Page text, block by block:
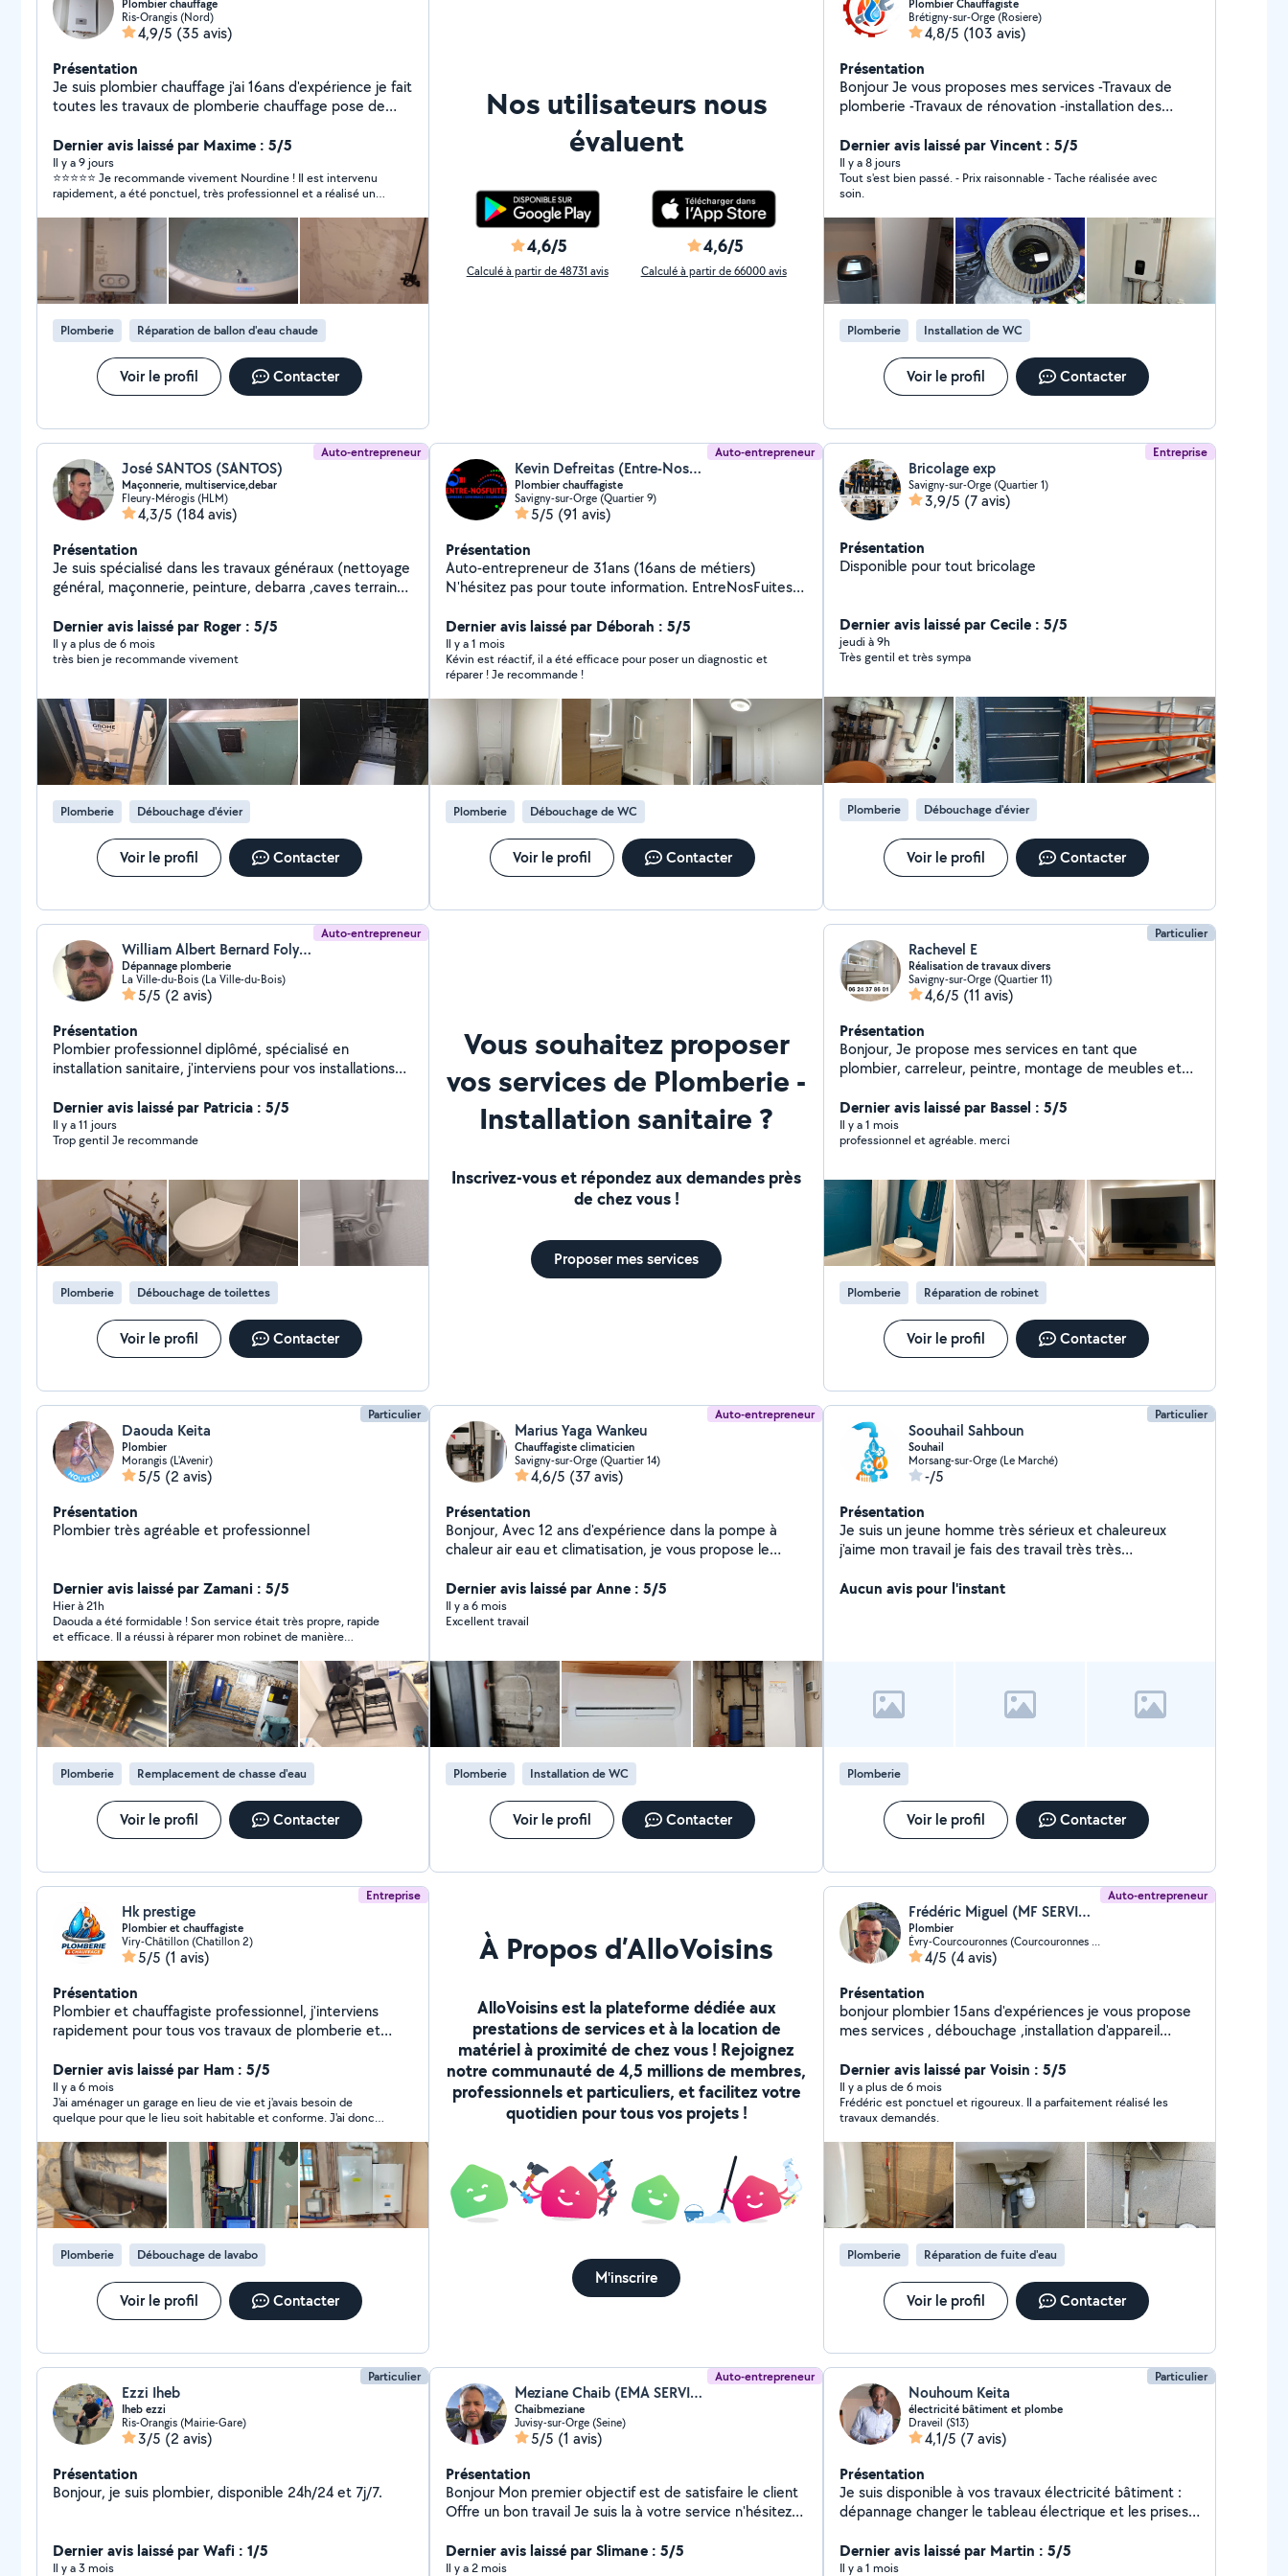
Plombier chauffage
Ris-Orangis (Nord)
4,9/5 (35 avis)
Présentation
Je suis plombier chauffage j'ai 16ans d'expérience je fait
toutes les travaux de plomberie chauffage pose de
chaudière et pose carrelage salle de bain et
dégorgement des réseaux boucher et pose cuisine
équipée
Dernier avis laissé par Maxime : 5/5
Il y a 9 jours
⭐⭐⭐⭐⭐ Je recommande vivement Nourdine ! Il est intervenu
rapidement, a été ponctuel, très professionnel et a réalisé un
immédiatement son expérience et il prend le temps
d'expliquer ce qu'il fait tout en proposant des solutions
adaptées. Les tarifs sont honnêtes et conformes au devis
annoncé. C'est un artisan fiable, efficace et agréable, que je
n'hésiterai pas à recontacter pour de futurs travaux de
plomberie. Merci encore pour votre intervention !
Plomberie
Réparation de ballon d'eau chaude
Voir le profil Contacter
Nos utilisateurs nous
évaluent
4,6/5
Calculé à partir de 48731 avis
4,6/5
Calculé à partir de 66000 avis
Plombier Chauffagiste
Brétigny-sur-Orge (Rosiere)
4,8/5 (103 avis)
Présentation
Bonjour Je vous proposes mes services -Travaux de
plomberie -Travaux de rénovation -installation des
Recherche de fuite -Débouchage des canalisations -
Dépannage urgent Disponible En semaine à partir de
18h Week-end (samedi/dimanche ) Merci de faciliter la
prise de contacts en détaillant votre demande ou
même en envoyant quelques photo cela sera plus
simple et plus rapide.
Dernier avis laissé par Vincent : 5/5
Il y a 8 jours
Tout s'est bien passé. - Prix raisonnable - Tache réalisée avec
soin.
Plomberie Installation de WC
Voir le profil Contacter
Auto-entrepreneur
José SANTOS (SANTOS)
Maçonnerie, multiservice,debar
Fleury-Mérogis (HLM)
4,3/5 (184 avis)
Présentation
Je suis spécialisé dans les travaux généraux (nettoyage
général, maçonnerie, peinture, debarra ,caves terrains
mon compte pendant de nombreuses années.. ( pas
des devis à distance, je me déplace gratuitement pour
éviter des surprises, merci d'avance)
Dernier avis laissé par Roger : 5/5
Il y a plus de 6 mois
très bien je recommande vivement
Plomberie Débouchage d'évier
Voir le profil Contacter
Auto-entrepreneur
Kevin Defreitas (Entre-NosFuites)
Plombier chauffagiste
Savigny-sur-Orge (Quartier 9)
5/5 (91 avis)
Présentation
Auto-entrepreneur de 31ans (16ans de métiers)
N'hésitez pas pour toute information. EntreNosFuites,
sur ballon électrique et dégorgement. Nous
intervenons dans les 2heures dans toute l'ile de france.
Nos prix sont fixes sans surprises ( pièces à remplacer
sur devis )
Dernier avis laissé par Déborah : 5/5
Il y a 1 mois
Kévin est réactif, il a été efficace pour poser un diagnostic et
réparer ! Je recommande !
Plomberie Débouchage de WC
Voir le profil Contacter
Entreprise
Bricolage exp
Savigny-sur-Orge (Quartier 1)
3,9/5 (7 avis)
Présentation
Disponible pour tout bricolage
Dernier avis laissé par Cecile : 5/5
jeudi à 9h
Très gentil et très sympa
Plomberie Débouchage d'évier
Voir le profil Contacter
Auto-entrepreneur
William Albert Bernard Foly (Sia Dépannage)
Dépannage plomberie
La Ville-du-Bois (La Ville-du-Bois)
5/5 (2 avis)
Présentation
Plombier professionnel diplômé, spécialisé en
installation sanitaire, j'interviens pour vos installations
professionnel, prix négociables selon la nature des
travaux, Tarifs préférentiels pours les retraités et les
associations.
Dernier avis laissé par Patricia : 5/5
Il y a 11 jours
Trop gentil Je recommande
Plomberie Débouchage de toilettes
Voir le profil Contacter
Vous souhaitez proposer
vos services de Plomberie -
Installation sanitaire ?
Inscrivez-vous et répondez aux demandes près
de chez vous !
Proposer mes services
Particulier
Rachevel E
Réalisation de travaux divers
Savigny-sur-Orge (Quartier 11)
4,6/5 (11 avis)
Présentation
Bonjour, Je propose mes services en tant que
plombier, carreleur, peintre, montage de meubles et
, je vous conseille et réalise vos travaux de rénovation
d'intérieur avec soin, ponctualité et bonne humeur.
Dans mon profil vous trouverez en photo certaines de
l'idéal ou bien par téléphone.
Dernier avis laissé par Bassel : 5/5
Il y a 1 mois
professionnel et agréable. merci
Plomberie Réparation de robinet
Voir le profil Contacter
Particulier
Daouda Keita
Plombier
Morangis (L'Avenir)
5/5 (2 avis)
Présentation
Plombier très agréable et professionnel
Dernier avis laissé par Zamani : 5/5
Hier à 21h
Daouda a été formidable ! Son service était très propre, rapide
et efficace. Il a réussi à réparer mon robinet de manière
de toilettes que j’avais demandé à la dernière minute, alors que
ce n’était pas le bon modèle. Malgré cela, il a trouvé une
solution et l’a installé parfaitement. Je suis très satisfait de son
travail et je le recommande vivement à toute personne qui
recherche un service professionnel et fiable.
Plomberie Remplacement de chasse d'eau
Voir le profil Contacter
Auto-entrepreneur
Marius Yaga Wankeu
Chauffagiste climaticien
Savigny-sur-Orge (Quartier 14)
4,6/5 (37 avis)
Présentation
Bonjour, Avec 12 ans d'expérience dans la pompe à
chaleur air eau et climatisation, je vous propose le
chaleur air eau (et désembouage), air air, ballon d'eau
chaude (cumulus, ballon thermodynamique) et VMC
toutes marques confondues. Je vous accompagne et
effectuer des travaux de bricolage
Dernier avis laissé par Anne : 5/5
Il y a 6 mois
Excellent travail
Plomberie Installation de WC
Voir le profil Contacter
Particulier
Soouhail Sahboun
Souhail
Morsang-sur-Orge (Le Marché)
-/5
Présentation
Je suis un jeune homme très sérieux et chaleureux
j'aime mon travail je fais des travail très très
Aucun avis pour l'instant
Plomberie
Voir le profil Contacter
Entreprise
Hk prestige
Plombier et chauffagiste
Viry-Châtillon (Chatillon 2)
5/5 (1 avis)
Présentation
Plombier et chauffagiste professionnel, j'interviens
rapidement pour tous vos travaux de plomberie et
débouchage, installation et remplacement de
sanitaires. Travail soigné et intervention fiable. Devis
gratuit.
Dernier avis laissé par Ham : 5/5
Il y a 6 mois
J'ai aménager un garage en lieu de vie et j'avais besoin de
quelque pour que le lieu soit habitable et conforme. J'ai donc
propre et soigné, rien qui déborde. Je recommande !
Plomberie Débouchage de lavabo
Voir le profil Contacter
À Propos d’AlloVoisins
AlloVoisins est la plateforme dédiée aux
prestations de services et à la location de
matériel à proximité de chez vous ! Rejoignez
notre communauté de 4,5 millions de membres,
professionnels et particuliers, et facilitez votre
quotidien pour tous vos projets !
M'inscrire
Auto-entrepreneur
Frédéric Miguel (MF SERVICES)
Plombier
Évry-Courcouronnes (Courcouronnes Centre Sud)
4/5 (4 avis)
Présentation
bonjour plombier 15ans d'expériences je vous propose
mes services , débouchage ,installation d'appareil
changement de plan de travail montage de meubles. je
Dernier avis laissé par Voisin : 5/5
Il y a plus de 6 mois
Frédéric est ponctuel et rigoureux. Il a parfaitement réalisé les
travaux demandés.
Plomberie Réparation de fuite d'eau
Voir le profil Contacter
Particulier
Ezzi Iheb
Iheb ezzi
Ris-Orangis (Mairie-Gare)
3/5 (2 avis)
Présentation
Bonjour, je suis plombier, disponible 24h/24 et 7j/7.
Dernier avis laissé par Wafi : 1/5
Il y a 3 mois
Auto-entrepreneur
Meziane Chaib (EMA SERVICE)
Chaibmeziane
Juvisy-sur-Orge (Seine)
5/5 (1 avis)
Présentation
Bonjour Mon premier objectif est de satisfaire le client
Offre un bon travail Je suis la à votre service n'hésitez
Dernier avis laissé par Slimane : 5/5
Il y a 2 mois
Particulier
Nouhoum Keita
électricité bâtiment et plombe
Draveil (S13)
4,1/5 (7 avis)
Présentation
Je suis disponible à vos travaux électricité bâtiment :
dépannage changer le tableau électrique et les prises
Dernier avis laissé par Martin : 5/5
Il y a 1 mois